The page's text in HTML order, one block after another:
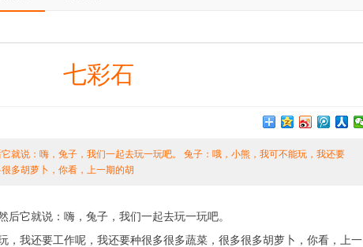
七彩石
就说：嗨，兔子，我们一起去玩一玩吧。 兔子：哦，小熊，我可不能玩，我还要
多胡萝卜，你看，上一期的胡
它就说：嗨，兔子，我们一起去玩一玩吧。
我还要工作呢，我还要种很多很多蔬菜，很多很多胡萝卜，你看，上一